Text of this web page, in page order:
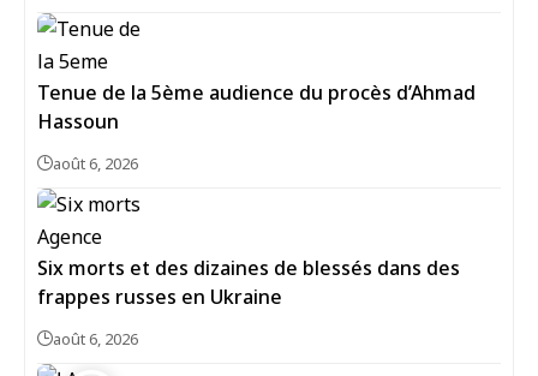
Tenue de la 5ème audience du procès d’Ahmad
Hassoun
août 6, 2026
Six morts et des dizaines de blessés dans des
frappes russes en Ukraine
août 6, 2026